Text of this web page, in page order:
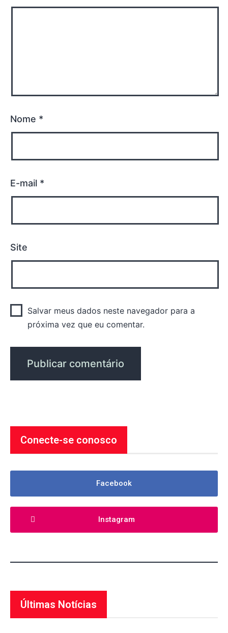
Nome *
E-mail *
Site
Salvar meus dados neste navegador para a
próxima vez que eu comentar.
Conecte-se conosco
Facebook
Instagram
Últimas Notícias